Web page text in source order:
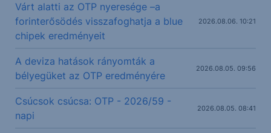
Várt alatti az OTP nyeresége –a
forinterősödés visszafoghatja a blue
chipek eredményeit
2026.08.06. 10:21
A deviza hatások rányomták a
bélyegüket az OTP eredményére
2026.08.05. 09:56
Csúcsok csúcsa: OTP - 2026/59 -
napi
2026.08.05. 08:41